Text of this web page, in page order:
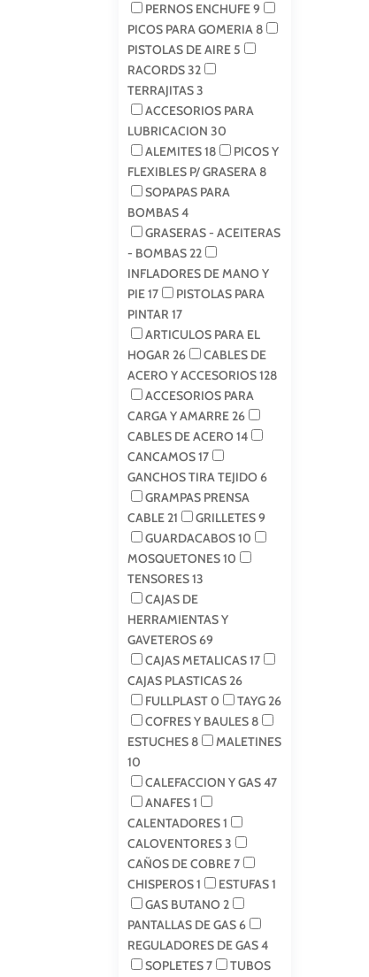
PERNOS ENCHUFE9
PICOS PARA GOMERIA 8
PISTOLAS DE AIRE 5
RACORDS32
TERRAJITAS3
ACCESORIOS PARA
LUBRICACION30
ALEMITES18
PICOS Y
FLEXIBLES P/ GRASERA 8
SOPAPAS PARA
BOMBAS4
GRASERAS - ACEITERAS
- BOMBAS22
INFLADORES DE MANO Y
PIE17
PISTOLAS PARA
PINTAR17
ARTICULOS PARA EL
HOGAR26
CABLES DE
ACERO Y ACCESORIOS128
ACCESORIOS PARA
CARGA Y AMARRE26
CABLES DE ACERO14
CANCAMOS17
GANCHOS TIRA TEJIDO6
GRAMPAS PRENSA
CABLE21 GRILLETES9
GUARDACABOS10
MOSQUETONES10
TENSORES13
CAJAS DE
HERRAMIENTAS Y
GAVETEROS69
CAJAS METALICAS17
CAJAS PLASTICAS26
FULLPLAST0 TAYG26
COFRES Y BAULES 8
ESTUCHES 8
MALETINES
10
CALEFACCION Y GAS47
ANAFES1
CALENTADORES1
CALOVENTORES3
CAÑOS DE COBRE7
CHISPEROS1 ESTUFAS1
GAS BUTANO2
PANTALLAS DE GAS6
REGULADORES DE GAS4
SOPLETES7
TUBOS